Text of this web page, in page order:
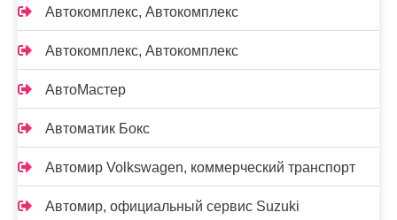
Автокомплекс, Автокомплекс
Автокомплекс, Автокомплекс
АвтоМастер
Автоматик Бокс
Автомир Volkswagen, коммерческий транспорт
Автомир, официальный сервис Suzuki